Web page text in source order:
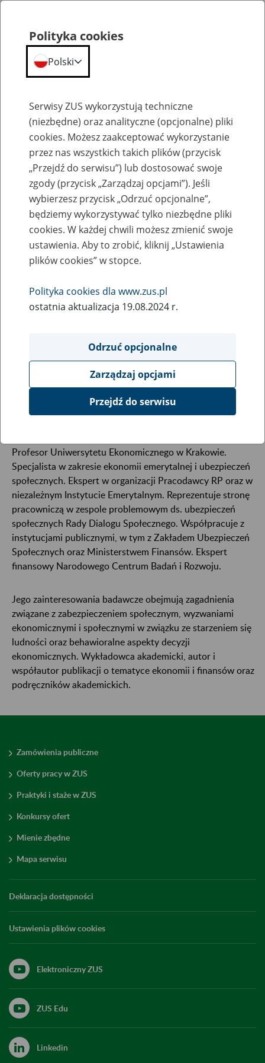
Biogramy
Dr hab. Tomasz Jedynak, prof. UEK
Profesor Uniwersytetu Ekonomicznego w Krakowie.
Specjalista w zakresie ekonomii emerytalnej i ubezpieczeń
społecznych. Ekspert w organizacji Pracodawcy RP oraz w
niezależnym Instytucie Emerytalnym. Reprezentuje stronę
pracowniczą w zespole problemowym ds. ubezpieczeń
społecznych Rady Dialogu Społecznego. Współpracuje z
instytucjami publicznymi, w tym z Zakładem Ubezpieczeń
Społecznych oraz Ministerstwem Finansów. Ekspert
finansowy Narodowego Centrum Badań i Rozwoju.
Jego zainteresowania badawcze obejmują zagadnienia
związane z zabezpieczeniem społecznym, wyzwaniami
ekonomicznymi i społecznymi w związku ze starzeniem się
ludności oraz behawioralne aspekty decyzji
ekonomicznych. Wykładowca akademicki, autor i
współautor publikacji o tematyce ekonomii i finansów oraz
podręczników akademickich.
Zamówienia publiczne
Oferty pracy w ZUS
Praktyki i staże w ZUS
Konkursy ofert
Mienie zbędne
Mapa serwisu
Deklaracja dostępności
Ustawienia plików cookies
Elektroniczny ZUS
ZUS Edu
Linkedin
Polityka cookies
Polski
Serwisy ZUS wykorzystują techniczne
(niezbędne) oraz analityczne (opcjonalne) pliki
cookies. Możesz zaakceptować wykorzystanie
przez nas wszystkich takich plików (przycisk
„Przejdź do serwisu”) lub dostosować swoje
zgody (przycisk „Zarządzaj opcjami”). Jeśli
wybierzesz przycisk „Odrzuć opcjonalne”,
będziemy wykorzystywać tylko niezbędne pliki
cookies. W każdej chwili możesz zmienić swoje
ustawienia. Aby to zrobić, kliknij „Ustawienia
plików cookies” w stopce.
Polityka cookies dla www.zus.pl
ostatnia aktualizacja 19.08.2024 r.
Odrzuć opcjonalne
Zarządzaj opcjami
Przejdź do serwisu